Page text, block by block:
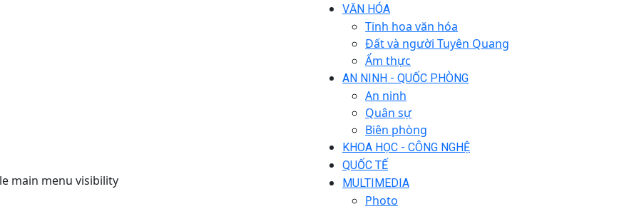
main menu visibility
VĂN HÓA
Tinh hoa văn hóa
Đất và người Tuyên Quang
Ẩm thực
AN NINH - QUỐC PHÒNG
An ninh
Quân sự
Biên phòng
KHOA HỌC - CÔNG NGHỆ
QUỐC TẾ
MULTIMEDIA
Photo